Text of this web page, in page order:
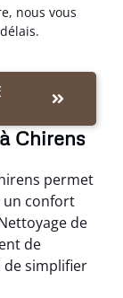
nous vous
Chirens
permet
un confort
de
de
de simplifier